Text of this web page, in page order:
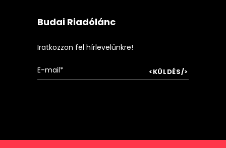
Budai Riadólánc
Iratkozzon fel hírlevelünkre!